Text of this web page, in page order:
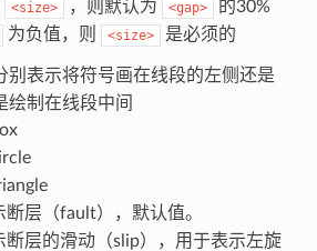
<size> ，则默认为 <gap>
的30%
为负值，则 <size> 是必须的
别表示将符号画在线段的左侧还是
绘制在线段中间
断层（fault），默认值。
断层的滑动（slip），用于表示左旋